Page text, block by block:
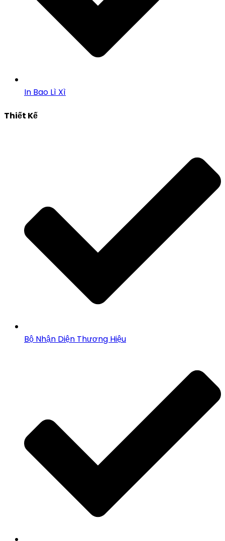
In Bao Lì Xì
Thiết Kế
Bộ Nhận Diện Thương Hiệu